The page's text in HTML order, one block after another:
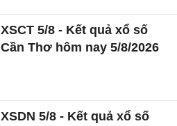
XSCT 5/8 - Kết quả xổ số
Cần Thơ hôm nay 5/8/2026
XSDN 5/8 - Kết quả xổ số